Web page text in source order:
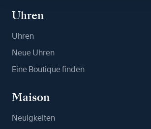
Uhren
Uhren
Neue Uhren
Eine Boutique finden
Maison
Neuigkeiten